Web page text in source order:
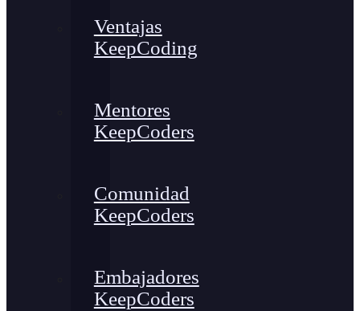
Ventajas
KeepCoding
Mentores
KeepCoders
Comunidad
KeepCoders
Embajadores
KeepCoders